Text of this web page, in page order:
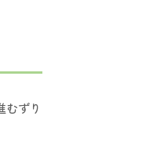
むずり